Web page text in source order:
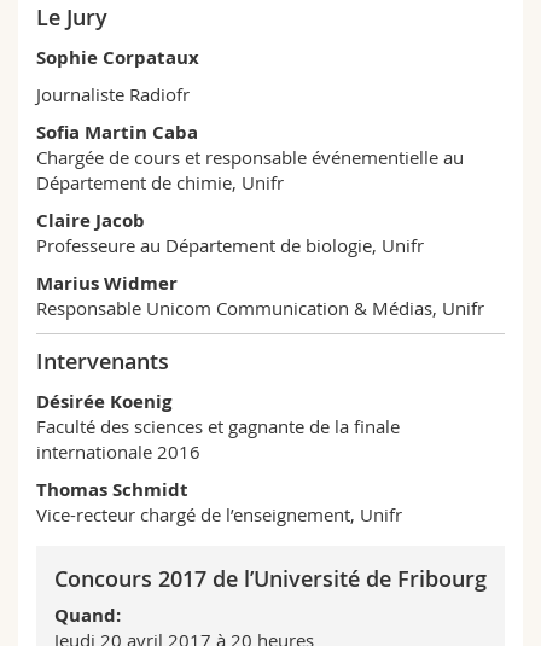
Le Jury
Sophie Corpataux
Journaliste Radiofr
Sofia Martin Caba
Chargée de cours et responsable événementielle au
Département de chimie, Unifr
Claire Jacob
Professeure au Département de biologie, Unifr
Marius Widmer
Responsable Unicom Communication & Médias, Unifr
Intervenants
Désirée Koenig
Faculté des sciences et gagnante de la finale
internationale 2016
Thomas Schmidt
Vice-recteur chargé de l’enseignement, Unifr
Concours 2017 de l’Université de Fribourg
Quand:
Jeudi 20 avril 2017 à 20 heures